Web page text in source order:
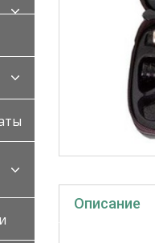
Описание